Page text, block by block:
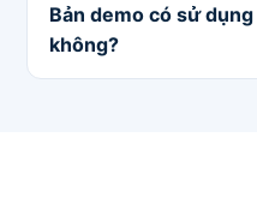
Bản demo có sử
không?